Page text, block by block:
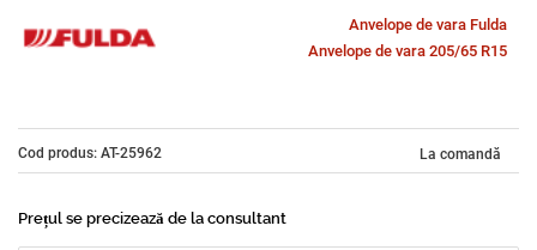
Anvelope de vara Fulda
Anvelope de vara 205/65 R15
Cod produs: AT-25962 La comandă
Prețul se precizează de la consultant